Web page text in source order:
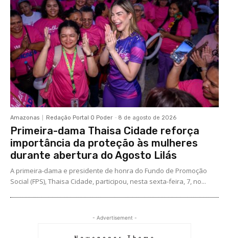
Amazonas Redação Portal O Poder - 8 de agosto de 2026
Primeira-dama Thaisa Cidade reforça
importância da proteção às mulheres
durante abertura do Agosto Lilás
A primeira-dama e presidente de honra do Fundo de Promoção
Social (FPS), Thaisa Cidade, participou, nesta sexta-feira, 7, no...
- Advertisement -